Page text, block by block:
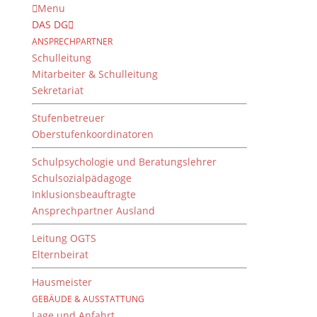
Menu
DAS DG
ANSPRECHPARTNER
Schulleitung
Mitarbeiter & Schulleitung
Sekretariat
Stufenbetreuer
Oberstufenkoordinatoren
Schulpsychologie und Beratungslehrer
Schulsozialpädagoge
Inklusionsbeauftragte
Ansprechpartner Ausland
Leitung OGTS
Elternbeirat
Hausmeister
GEBÄUDE & AUSSTATTUNG
Französisch am DG 2017
von Dientzenhofer-Gymnasium